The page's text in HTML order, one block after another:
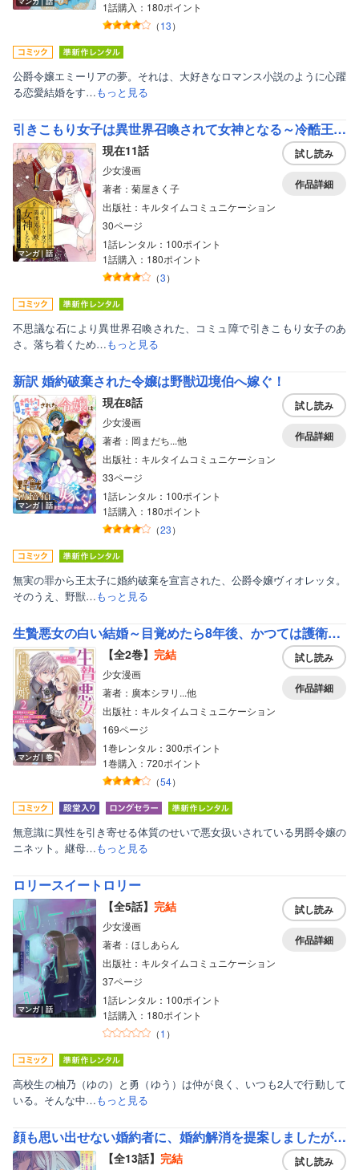
1話購入：180ポイント
（13）
公爵令嬢エミーリアの夢。それは、大好きなロマンス小説のように心躍
る恋愛結婚をす…もっと見る
引きこもり女子は異世界召喚されて女神となる～冷酷王子の妃なんてお断りです！～
マンガ｜話
現在11話
少女漫画
著者：菊屋きく子
出版社：キルタイムコミュニケーション
30ページ
1話レンタル：100ポイント
1話購入：180ポイント
（3）
試し読み
作品詳細
不思議な石により異世界召喚された、コミュ障で引きこもり女子のあ
さ。落ち着くため…もっと見る
新訳 婚約破棄された令嬢は野獣辺境伯へ嫁ぐ！
マンガ｜話
現在8話
少女漫画
著者：岡まだち...他
出版社：キルタイムコミュニケーション
33ページ
1話レンタル：100ポイント
1話購入：180ポイント
（23）
試し読み
作品詳細
無実の罪から王太子に婚約破棄を宣言された、公爵令嬢ヴィオレッタ。
そのうえ、野獣…もっと見る
生贄悪女の白い結婚～目覚めたら8年後、かつては護衛だった公爵様の溺愛に慣れません！～【単行本】
マンガ｜巻
【全2巻】 完結
少女漫画
著者：廣本シヲリ...他
出版社：キルタイムコミュニケーション
169ページ
1巻レンタル：300ポイント
1巻購入：720ポイント
（54）
試し読み
作品詳細
無意識に異性を引き寄せる体質のせいで悪女扱いされている男爵令嬢の
ニネット。継母…もっと見る
ロリースイートロリー
マンガ｜話
【全5話】 完結
少女漫画
著者：ほしあらん
出版社：キルタイムコミュニケーション
37ページ
1話レンタル：100ポイント
1話購入：180ポイント
（1 ）
試し読み
作品詳細
高校生の柚乃（ゆの）と勇（ゆう）は仲が良く、いつも2人で行動して
いる。そんな中…もっと見る
顔も思い出せない婚約者に、婚約解消を提案しましたが ～一見冷たい美形魔術師様が秘めていた愛情は、予想外に重かったようです～
【全13話】 完結 試し読み